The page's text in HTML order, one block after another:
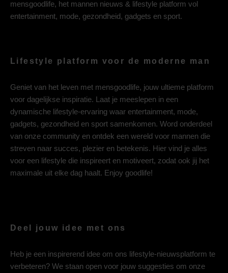
mensgoodlife, het mannen nieuws & lifestyle platform vol
entertainment, mode, gezondheid, gadgets en sport.
Lifestyle platform voor de moderne man
Geniet van het leven met mensgoodlife, jouw ultieme platform
voor dagelijkse inspiratie. Laat je meeslepen in een
dynamische lifestyle-ervaring waar entertainment, mode,
gadgets, gezondheid en sport samenkomen. Word onderdeel
van onze community en ontdek een wereld voor mannen die
streven naar succes, plezier en betekenis. Hier vind je alles
voor een lifestyle die inspireert en motiveert, zodat ook jij het
maximale uit elke dag haalt. Enjoy goodlife!
Deel jouw idee met ons
Heb je een inspirerend idee om ons lifestyle-nieuwsplatform te
verbeteren? We staan open voor jouw suggesties om onze